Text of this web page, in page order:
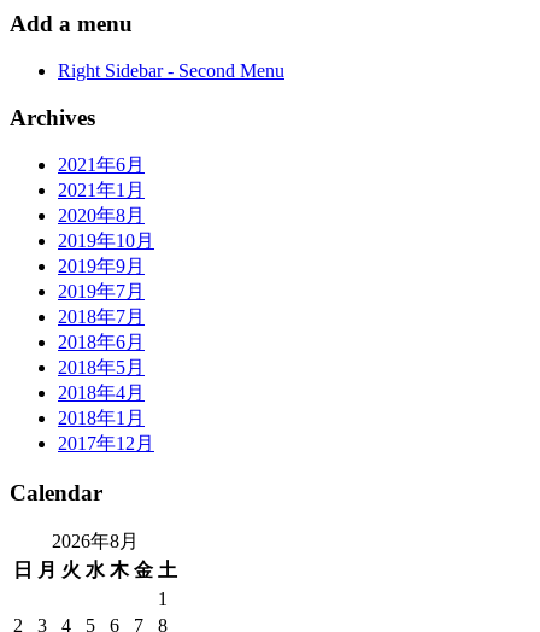
Add a menu
Right Sidebar - Second Menu
Archives
2021年6月
2021年1月
2020年8月
2019年10月
2019年9月
2019年7月
2018年7月
2018年6月
2018年5月
2018年4月
2018年1月
2017年12月
Calendar
2026年8月
日
月 火 水 木 金 土
1
2
3 4 5 6 7
8